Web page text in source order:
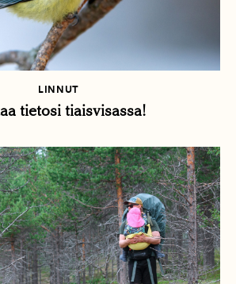
LINNUT
tietosi tiaisvisassa!